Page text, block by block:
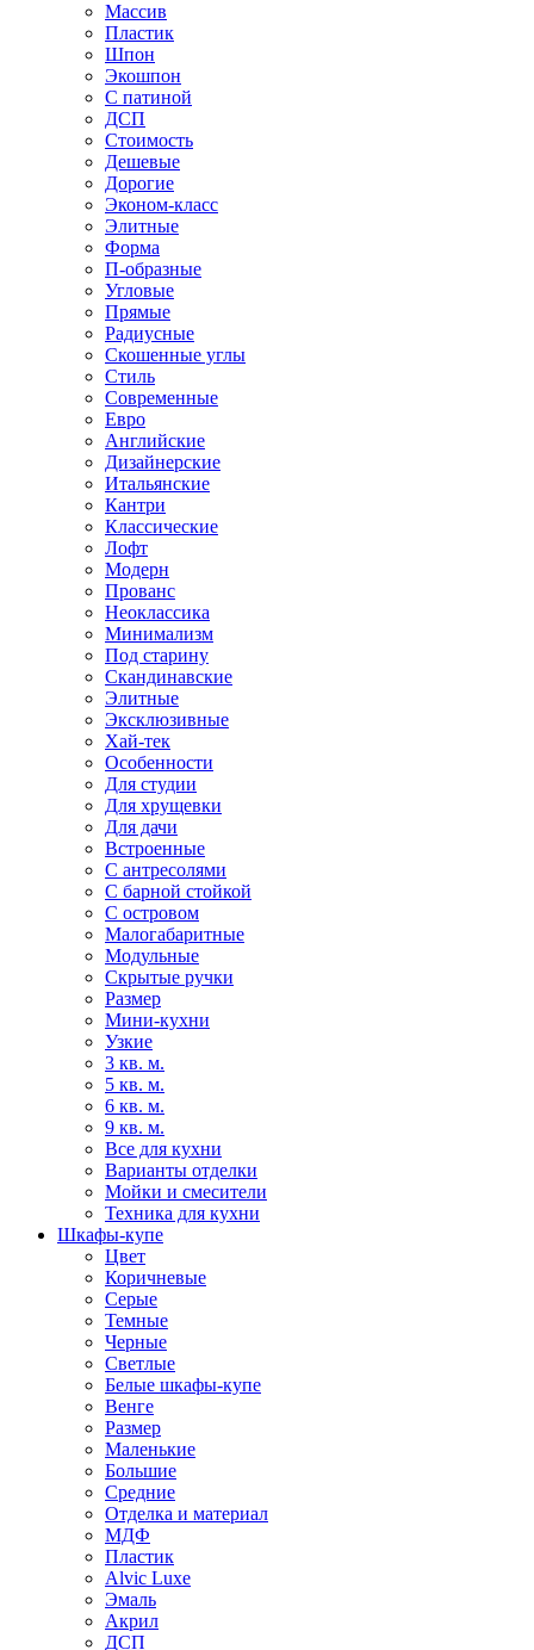
Массив
Пластик
Шпон
Экошпон
С патиной
ДСП
Стоимость
Дешевые
Дорогие
Эконом-класс
Элитные
Форма
П-образные
Угловые
Прямые
Радиусные
Скошенные углы
Стиль
Современные
Евро
Английские
Дизайнерские
Итальянские
Кантри
Классические
Лофт
Модерн
Прованс
Неоклассика
Минимализм
Под старину
Скандинавские
Элитные
Эксклюзивные
Хай-тек
Особенности
Для студии
Для хрущевки
Для дачи
Встроенные
С антресолями
С барной стойкой
С островом
Малогабаритные
Модульные
Скрытые ручки
Размер
Мини-кухни
Узкие
3 кв. м.
5 кв. м.
6 кв. м.
9 кв. м.
Все для кухни
Варианты отделки
Мойки и смесители
Техника для кухни
Шкафы-купе
Цвет
Коричневые
Серые
Темные
Черные
Светлые
Белые шкафы-купе
Венге
Размер
Маленькие
Большие
Средние
Отделка и материал
МДФ
Пластик
Alvic Luxe
Эмаль
Акрил
ДСП